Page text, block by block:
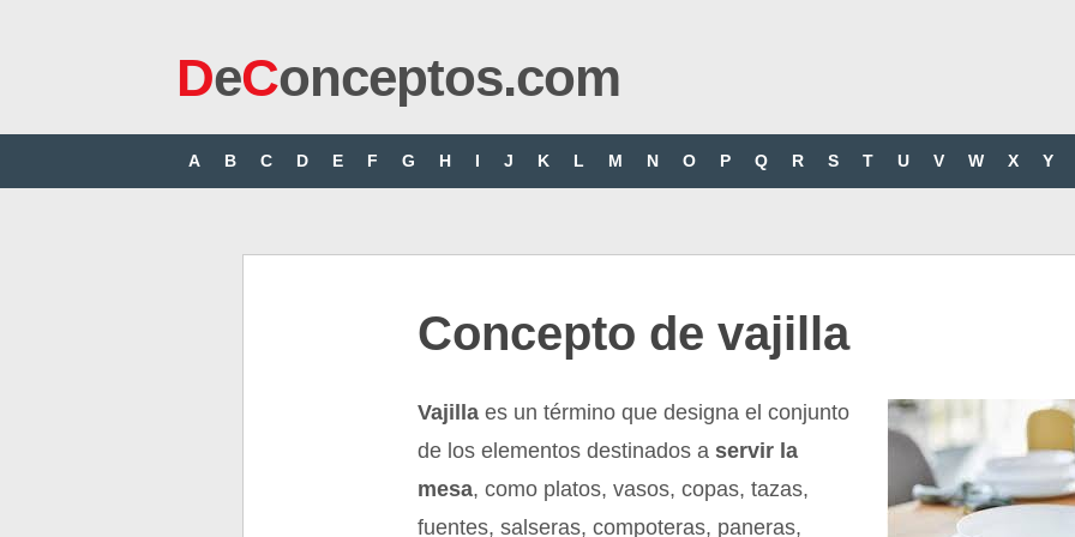
DeConceptos.com
A B C D E F G H I J K L M N O P Q R S T U V W X Y
Concepto de vajilla
Vajilla es un término que designa el conjunto
de los elementos destinados aservir la
mesa, como platos, vasos, copas, tazas,
fuentes, salseras, compoteras, paneras,